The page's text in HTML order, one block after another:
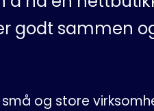
godt sammen
og store